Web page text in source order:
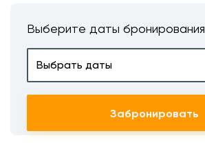
Выберите даты бронирования
Забронировать